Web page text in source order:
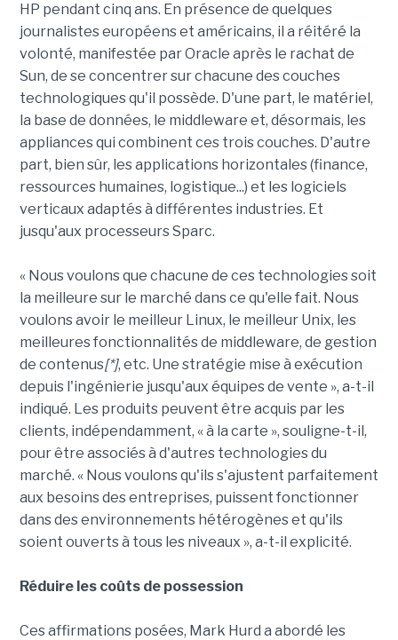
HP pendant cinq ans. En présence de quelques
journalistes européens et américains, il a réitéré la
volonté, manifestée par Oracle après le rachat de
Sun, de se concentrer sur chacune des couches
technologiques qu'il possède. D'une part, le matériel,
la base de données, le middleware et, désormais, les
appliances qui combinent ces trois couches. D'autre
part, bien sûr, les applications horizontales (finance,
ressources humaines, logistique...) et les logiciels
verticaux adaptés à différentes industries. Et
jusqu'aux processeurs Sparc.
« Nous voulons que chacune de ces technologies soit
la meilleure sur le marché dans ce qu'elle fait. Nous
voulons avoir le meilleur Linux, le meilleur Unix, les
meilleures fonctionnalités de middleware, de gestion
de contenus[*], etc. Une stratégie mise à exécution
depuis l'ingénierie jusqu'aux équipes de vente », a-t-il
indiqué. Les produits peuvent être acquis par les
clients, indépendamment, « à la carte », souligne-t-il,
pour être associés à d'autres technologies du
marché. « Nous voulons qu'ils s'ajustent parfaitement
aux besoins des entreprises, puissent fonctionner
dans des environnements hétérogènes et qu'ils
soient ouverts à tous les niveaux », a-t-il explicité.
Réduire les coûts de possession
Ces affirmations posées, Mark Hurd a abordé les